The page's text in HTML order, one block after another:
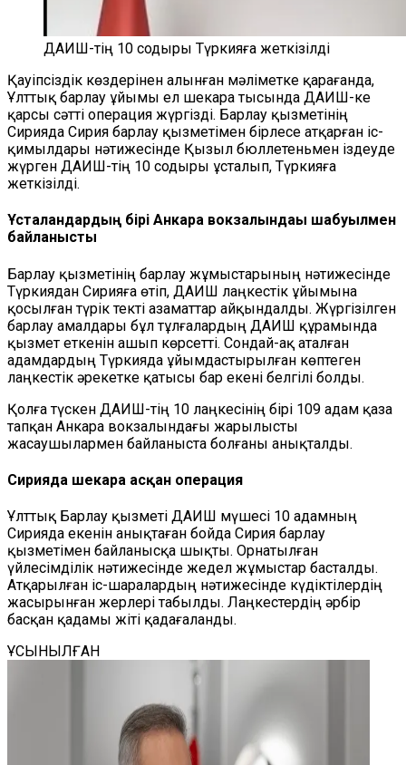
ДАИШ-тің 10 содыры Түркияға жеткізілді
Қауіпсіздік көздерінен алынған мәліметке қарағанда,
Ұлттық барлау ұйымы ел шекара тысында ДАИШ-ке
қарсы сәтті операция жүргізді. Барлау қызметінің
Сирияда Сирия барлау қызметімен бірлесе атқарған іс-
қимылдары нәтижесінде Қызыл бюллетеньмен іздеуде
жүрген ДАИШ-тің 10 содыры ұсталып, Түркияға
жеткізілді.
Ұсталғандардың бірі Анкара вокзалындағы шабуылмен
байланысты
Барлау қызметінің барлау жұмыстарының нәтижесінде
Түркиядан Сирияға өтіп, ДАИШ лаңкестік ұйымына
қосылған түрік текті азаматтар айқындалды. Жүргізілген
барлау амалдары бұл тұлғалардың ДАИШ құрамында
қызмет еткенін ашып көрсетті. Сондай-ақ аталған
адамдардың Түркияда ұйымдастырылған көптеген
лаңкестік әрекетке қатысы бар екені белгілі болды.
Қолға түскен ДАИШ-тің 10 лаңкесінің бірі 109 адам қаза
тапқан Анкара вокзалындағы жарылысты
жасаушылармен байланыста болғаны анықталды.
Сирияда шекара асқан операция
Ұлттық Барлау қызметі ДАИШ мүшесі 10 адамның
Сирияда екенін анықтаған бойда Сирия барлау
қызметімен байланысқа шықты. Орнатылған
үйлесімділік нәтижесінде жедел жұмыстар басталды.
Атқарылған іс-шаралардың нәтижесінде күдіктілердің
жасырынған жерлері табылды. Лаңкестердің әрбір
басқан қадамы жіті қадағаланды.
ҰСЫНЫЛҒАН